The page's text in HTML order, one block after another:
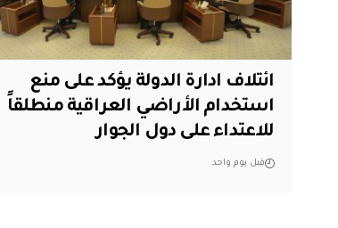
ائتلاف ادارة الدولة يؤكد على منع
استخدام الأراضي العراقية منطلقاً
للاعتداء على دول الجوار
قبل يوم واحد